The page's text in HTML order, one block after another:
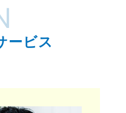
ービス